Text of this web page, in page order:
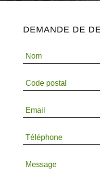
DEMANDE DE
Nom
Code postal
Email
Téléphone
Message